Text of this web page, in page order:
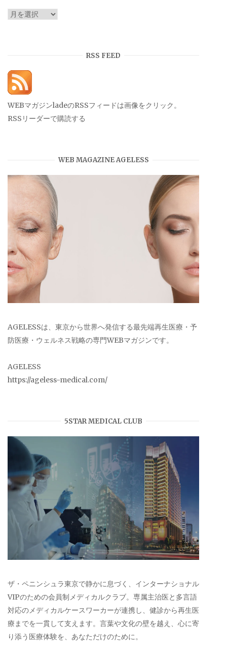
ア
RSS FEED
WEBマガジンladeのRSSフィードは画像をクリック。
RSSリーダーで購読する
WEB MAGAZINE AGELESS
AGELESSは、東京から世界へ発信する最先端再生医療・予
防医療・ウェルネス戦略の専門WEBマガジンです。
AGELESS
https://ageless-medical.com/
5STAR MEDICAL CLUB
ザ・ペニンシュラ東京で静かに息づく、インターナショナル
VIPのための会員制メディカルクラブ。専属主治医と多言語
対応のメディカルケースワーカーが連携し、健診から再生医
療までを一貫して支えます。言葉や文化の壁を越え、心に寄
り添う医療体験を、あなただけのために。